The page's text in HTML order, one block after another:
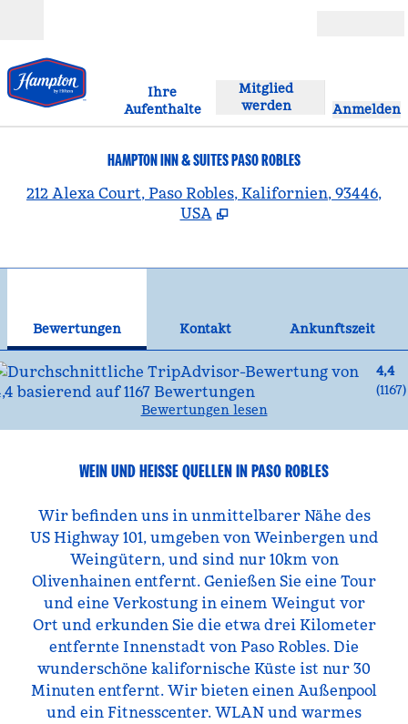
Ihre
Aufenthalte
Mitglied
werden
Anmelden
HAMPTON INN & SUITES PASO ROBLES
212 Alexa Court, Paso Robles, Kalifornien, 93446,
USA
Bewertungen Kontakt
Ankunftszeit
4,4
(1167)
Bewertungen lesen
WEIN UND HEISSE QUELLEN IN PASO ROBLES
Wir befinden uns in unmittelbarer Nähe des
US Highway 101, umgeben von Weinbergen und
Weingütern, und sind nur 10km von
Olivenhainen entfernt. Genießen Sie eine Tour
und eine Verkostung in einem Weingut vor
Ort und erkunden Sie die etwa drei Kilometer
entfernte Innenstadt von Paso Robles. Die
wunderschöne kalifornische Küste ist nur 30
Minuten entfernt. Wir bieten einen Außenpool
und ein Fitnesscenter. WLAN und warmes